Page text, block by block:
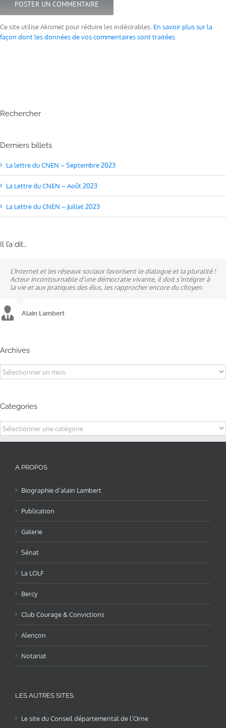
Ce site utilise Akismet pour réduire les indésirables. En savoir plus sur la
façon dont les données de vos commentaires sont traitées
Rechercher
Derniers billets
La lettre du CNEN – Septembre 2023
La Lettre du CNEN – Août 2023
La Lettre du CNEN – Juillet 2023
Il l’a dit…
L’Internet et les réseaux sociaux favorisent le dialogue et la pluralité !
Acteur incontournable d’une démocratie vivante, il doit s’intégrer à
la vie et aux pratiques des élus, les rapprocher encore du citoyen.
Alain Lambert
Ne pas subir, mais construire son destin, telle est la philosophie qui
n’a cessé de mobiliser la ville d’Alençon, son agglomération et ses
élus.
Alain Lambert
A mes yeux, la politique est synonyme de service : un sénateur doit
être au service des élus et des communes comme un maire sait si bien
l’être au service des habitants.
Alain Lambert
Archives
Archives
Categories
Categories
A PROPOS
Biographie d’alain Lambert
Publication
Galerie
Sénat
La LOLF
Bercy
Club Courage & Convictions
Alençon
Notariat
LES AUTRES SITES
Le site du Conseil départemental de l’Orne